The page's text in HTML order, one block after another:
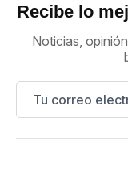
Recibe lo
Noticias,